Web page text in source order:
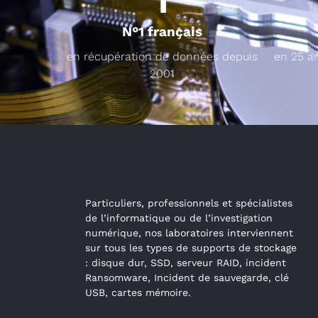
N°1 français
en récupération de données depuis
2001
en 25
Particuliers, professionnels et spécialistes
de l’informatique ou de l’investigation
numérique, nos laboratoires interviennent
sur tous les types de supports de stockage
: disque dur, SSD, serveur RAID, incident
Ransomware, Incident de sauvegarde, clé
USB, cartes mémoire.